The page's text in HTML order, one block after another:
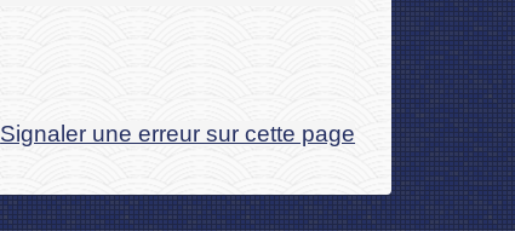
Signaler une erreur sur cette page